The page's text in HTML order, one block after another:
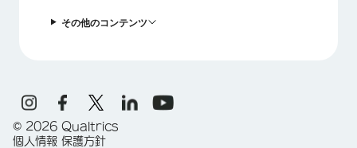
その他のコンテンツ
© 2026 Qualtrics
個人情報 保護方針